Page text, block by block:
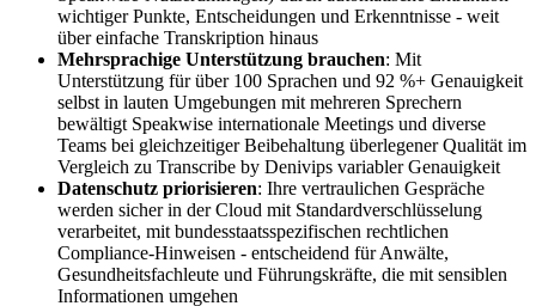
wichtiger Punkte, Entscheidungen und Erkenntnisse - weit
über einfache Transkription hinaus
Mehrsprachige Unterstützung brauchen: Mit
Unterstützung für über 100 Sprachen und 92 %+ Genauigkeit
selbst in lauten Umgebungen mit mehreren Sprechern
bewältigt Speakwise internationale Meetings und diverse
Teams bei gleichzeitiger Beibehaltung überlegener Qualität im
Vergleich zu Transcribe by Denivips variabler Genauigkeit
Datenschutz priorisieren: Ihre vertraulichen Gespräche
werden sicher in der Cloud mit Standardverschlüsselung
verarbeitet, mit bundesstaatsspezifischen rechtlichen
Compliance-Hinweisen - entscheidend für Anwälte,
Gesundheitsfachleute und Führungskräfte, die mit sensiblen
Informationen umgehen